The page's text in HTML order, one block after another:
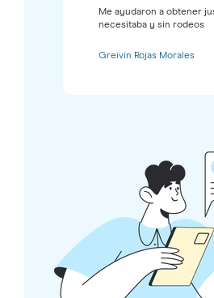
Me ayudaron a obtener
necesitaba y sin rodeos
Greivin Rojas Morales